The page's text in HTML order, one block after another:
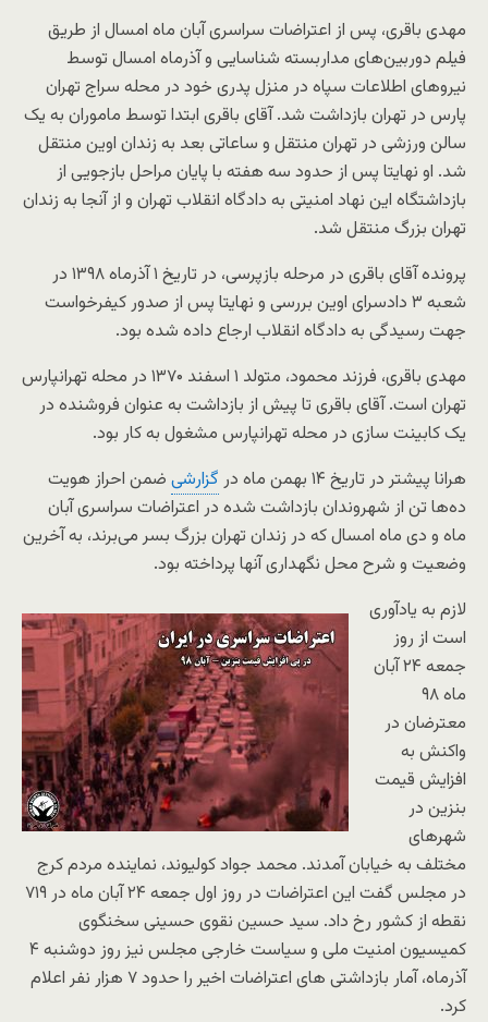
مهدی باقری، پس از اعتراضات سراسری آبان ماه امسال از طریق
فیلم دوربین‌های مداربسته شناسایی و آذرماه امسال توسط
نیروهای اطلاعات سپاه در منزل پدری خود در محله سراج تهران
پارس در تهران بازداشت شد. آقای باقری ابتدا توسط ماموران به یک
سالن ورزشی در تهران منتقل و ساعاتی بعد به زندان اوین منتقل
شد. او نهایتا پس از حدود سه هفته با پایان مراحل بازجویی از
بازداشتگاه این نهاد امنیتی به دادگاه انقلاب تهران و از آنجا به زندان
تهران بزرگ منتقل شد.
پرونده آقای باقری در مرحله بازپرسی، در تاریخ ۱ آذرماه ۱۳۹۸ در
شعبه ۳ دادسرای اوین بررسی و نهایتا پس از صدور کیفرخواست
جهت رسیدگی به دادگاه انقلاب ارجاع داده شده بود.
مهدی باقری، فرزند محمود، متولد ۱ اسفند ۱۳۷۰ در محله تهرانپارس
تهران است. آقای باقری تا پیش از بازداشت به عنوان فروشنده در
یک کابینت سازی در محله تهرانپارس مشغول به کار بود.
هرانا پیشتر در تاریخ ۱۴ بهمن ماه در
گزارشی ضمن احراز هویت
ده‌ها تن از شهروندان بازداشت شده در اعتراضات سراسری آبان
ماه و دی ماه امسال که در زندان تهران بزرگ بسر می‌برند، به آخرین
وضعیت و شرح محل نگهداری آنها پرداخته بود.
لازم به یادآوری
است از روز
جمعه ۲۴ آبان
ماه ۹۸
معترضان در
واکنش به
افزایش قیمت
بنزین در
شهرهای
مختلف به خیابان آمدند. محمد جواد کولیوند، نماینده مردم کرج
در مجلس گفت این اعتراضات در روز اول جمعه ۲۴ آبان ماه در ۷۱۹
نقطه از کشور رخ داد. سید حسین نقوی حسینی سخنگوی
کمیسیون امنیت ملی و سیاست خارجی مجلس نیز روز دوشنبه ۴
آذرماه، آمار بازداشتی های اعتراضات اخیر را حدود ۷ هزار نفر اعلام
کرد.